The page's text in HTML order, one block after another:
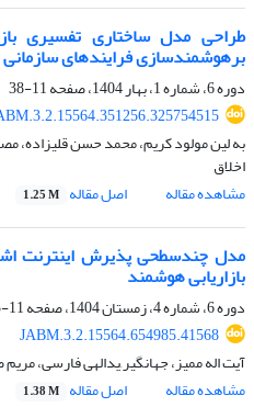
طراحی مدل ساختاری تفسیری
برهوشمندسازی فرایندهای سازمانی
دوره 6، شماره 1، بهار 1404، صفحه
11-38
به لین مولود کریم، محمد حسن قلیزاده،
اخلاق
مشاهده مقاله
اصل مقاله 1.25 M
مدل چندسطحی پذیرش اینترنت
بازاریابی هوشمند
دوره 6، شماره 4، زمستان 1404، صفحه
11-33
JABM.3.2.15564.654985.41568
آیت اله ممیز، جهانگیر ِیدالهی فارسی،
مشاهده مقاله
اصل مقاله 1.38 M